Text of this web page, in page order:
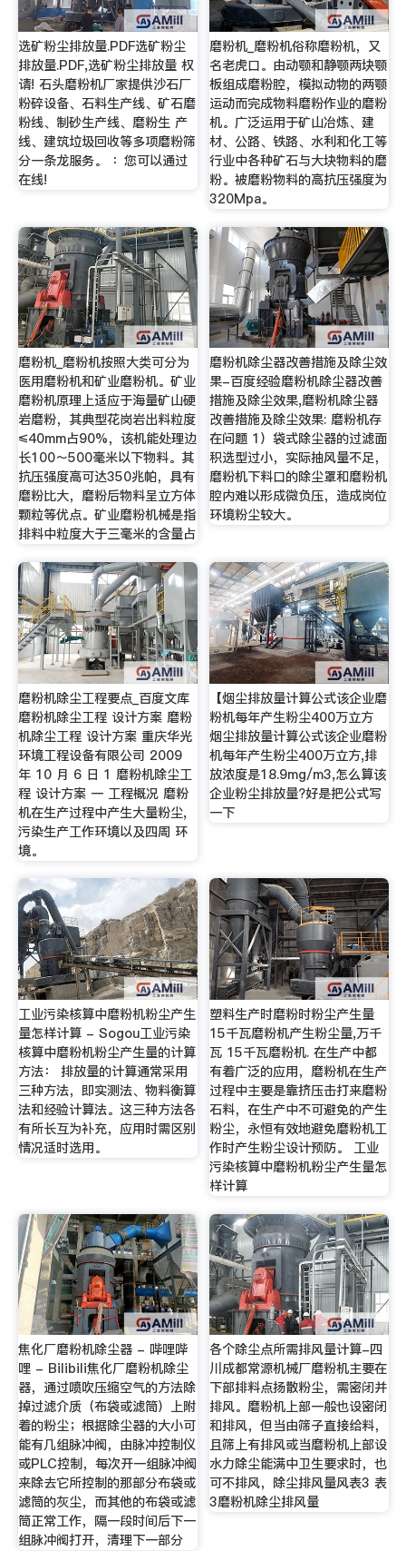
选矿粉尘排放量.PDF选矿粉尘
排放量.PDF,选矿粉尘排放量 权
请! 石头磨粉机厂家提供沙石厂
粉碎设备、石料生产线、矿石磨
粉线、制砂生产线、磨粉生 产
线、建筑垃圾回收等多项磨粉筛
分一条龙服务。 ：您可以通过
在线!
磨粉机_磨粉机俗称磨粉机，又
名老虎口。由动颚和静颚两块颚
板组成磨粉腔，模拟动物的两颚
运动而完成物料磨粉作业的磨粉
机。广泛运用于矿山冶炼、建
材、公路、铁路、水利和化工等
行业中各种矿石与大块物料的磨
粉。被磨粉物料的高抗压强度为
320Mpa。
磨粉机_磨粉机按照大类可分为
医用磨粉机和矿业磨粉机。矿业
磨粉机原理上适应于海量矿山硬
岩磨粉，其典型花岗岩出料粒度
≤40mm占90%，该机能处理边
长100～500毫米以下物料。其
抗压强度高可达350兆帕，具有
磨粉比大，磨粉后物料呈立方体
颗粒等优点。矿业磨粉机械是指
排料中粒度大于三毫米的含量占
磨粉机除尘器改善措施及除尘效
果-百度经验磨粉机除尘器改善
措施及除尘效果,磨粉机除尘器
改善措施及除尘效果: 磨粉机存
在问题 1）袋式除尘器的过滤面
积选型过小，实际抽风量不足，
磨粉机下料口的除尘罩和磨粉机
腔内难以形成微负压，造成岗位
环境粉尘较大。
磨粉机除尘工程要点_百度文库
磨粉机除尘工程 设计方案 磨粉
机除尘工程 设计方案 重庆华光
环境工程设备有限公司 2009
年 10 月 6 日 1 磨粉机除尘工
程 设计方案 一 工程概况 磨粉
机在生产过程中产生大量粉尘,
污染生产工作环境以及四周 环
境。
【烟尘排放量计算公式该企业磨
粉机每年产生粉尘400万立方
烟尘排放量计算公式该企业磨粉
机每年产生粉尘400万立方,排
放浓度是18.9mg/m3,怎么算该
企业粉尘排放量?好是把公式写
一下
工业污染核算中磨粉机粉尘产生
量怎样计算 - Sogou工业污染
核算中磨粉机粉尘产生量的计算
方法： 排放量的计算通常采用
三种方法，即实测法、物料衡算
法和经验计算法。这三种方法各
有所长互为补充，应用时需区别
情况适时选用。
塑料生产时磨粉时粉尘产生量
15千瓦磨粉机产生粉尘量,万千
瓦 15千瓦磨粉机. 在生产中都
有着广泛的应用，磨粉机在生产
过程中主要是靠挤压击打来磨粉
石料，在生产中不可避免的产生
粉尘，永恒有效地避免磨粉机工
作时产生粉尘设计预防。 工业
污染核算中磨粉机粉尘产生量怎
样计算
焦化厂磨粉机除尘器 - 哔哩哔
哩 - Bilibili焦化厂磨粉机除尘
器，通过喷吹压缩空气的方法除
掉过滤介质（布袋或滤筒）上附
着的粉尘；根据除尘器的大小可
能有几组脉冲阀，由脉冲控制仪
或PLC控制，每次开一组脉冲阀
来除去它所控制的那部分布袋或
滤筒的灰尘，而其他的布袋或滤
筒正常工作，隔一段时间后下一
组脉冲阀打开，清理下一部分
各个除尘点所需排风量计算-四
川成都常源机械厂磨粉机主要在
下部排料点扬散粉尘，需密闭并
排风。磨粉机上部一般也设密闭
和排风，但当由筛子直接给料，
且筛上有排风或当磨粉机上部设
水力除尘能满中卫生要求时，也
可不排风，除尘排风量风表3 表
3磨粉机除尘排风量